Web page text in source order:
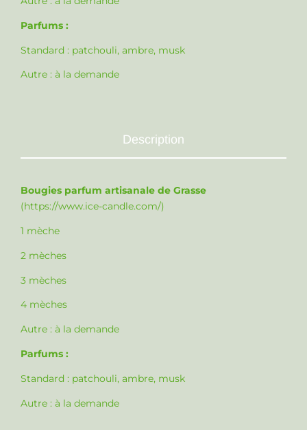
Parfums :
Standard : patchouli, ambre, musk
Autre : à la demande
Description
Bougies parfum artisanale de Grasse
(https://www.ice-candle.com/)
1 mèche
2 mèches
3 mèches
4 mèches
Autre : à la demande
Parfums :
Standard : patchouli, ambre, musk
Autre : à la demande